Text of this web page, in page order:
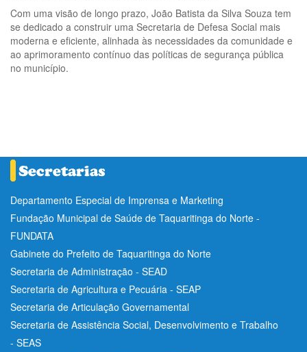
Com uma visão de longo prazo, João Batista da Silva Souza tem
se dedicado a construir uma Secretaria de Defesa Social mais
moderna e eficiente, alinhada às necessidades da comunidade e
ao aprimoramento contínuo das políticas de segurança pública
no município.
Departamento Especial de Imprensa e Marketing
Fundação Municipal de Saúde de Taquaritinga do Norte -
FUNDATA
Gabinete do Prefeito de Taquaritinga do Norte
Secretaria de Administração - SEAD
Secretaria de Agricultura e Pecuária - SEAP
Secretaria de Articulação Governamental
Secretaria de Assistência Social, Desenvolvimento e Trabalho
- SEAS